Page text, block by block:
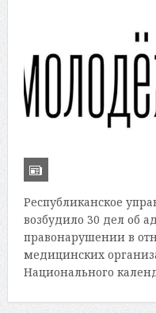
Республиканское
возбудило 30 дел об
правонарушении в
медицинских
Национального